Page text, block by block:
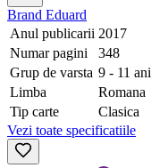
Brand Eduard
Anul publicarii 2017
Numar pagini
348
Grup de varsta 9 - 11 ani
Limba
Romana
Tip carte
Clasica
Vezi toate specificatiile